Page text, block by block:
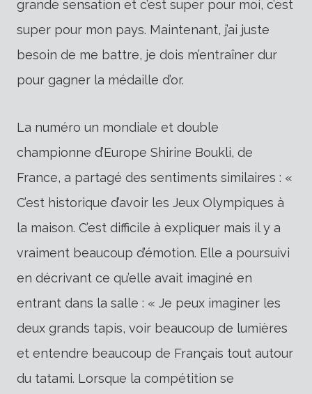
grande sensation et c’est super pour moi, c’est
super pour mon pays. Maintenant, j’ai juste
besoin de me battre, je dois m’entraîner dur
pour gagner la médaille d’or.
La numéro un mondiale et double
championne d’Europe Shirine Boukli, de
France, a partagé des sentiments similaires : «
C’est historique d’avoir les Jeux Olympiques à
la maison. C’est difficile à expliquer mais il y a
vraiment beaucoup d’émotion. Elle a poursuivi
en décrivant ce qu’elle avait imaginé en
entrant dans la salle : « Je peux imaginer les
deux grands tapis, voir beaucoup de lumières
et entendre beaucoup de Français tout autour
du tatami. Lorsque la compétition se